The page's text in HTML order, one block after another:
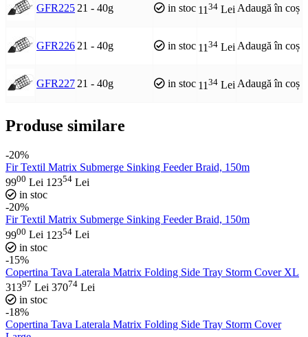
GFR225 21 - 40g in stoc 11 34 Lei Adaugă în coș
GFR226 21 - 40g in stoc 11 34 Lei Adaugă în coș
GFR227 21 - 40g in stoc 11 34 Lei Adaugă în coș
Produse similare
-20%
Fir Textil Matrix Submerge Sinking Feeder Braid, 150m
9900 Lei 12354 Lei
in stoc
-20%
Fir Textil Matrix Submerge Sinking Feeder Braid, 150m
9900 Lei 12354 Lei
in stoc
-15%
Copertina Tava Laterala Matrix Folding Side Tray Storm Cover XL
31397 Lei 37074 Lei
in stoc
-18%
Copertina Tava Laterala Matrix Folding Side Tray Storm Cover